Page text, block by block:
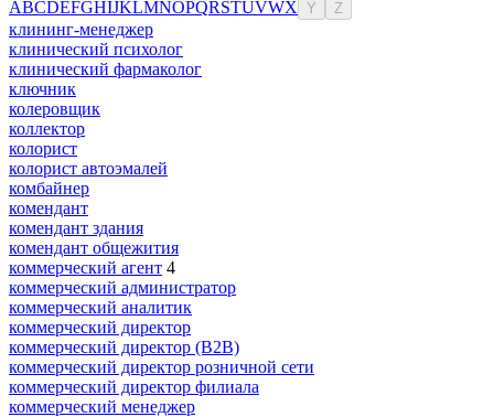
ABCDEFGHIJKLMNOPQRSTUVWX Y Z
клининг-менеджер
клинический психолог
клинический фармаколог
ключник
колеровщик
коллектор
колорист
колорист автоэмалей
комбайнер
комендант
комендант здания
комендант общежития
коммерческий агент 4
коммерческий администратор
коммерческий аналитик
коммерческий директор
коммерческий директор (B2B)
коммерческий директор розничной сети
коммерческий директор филиала
коммерческий менеджер